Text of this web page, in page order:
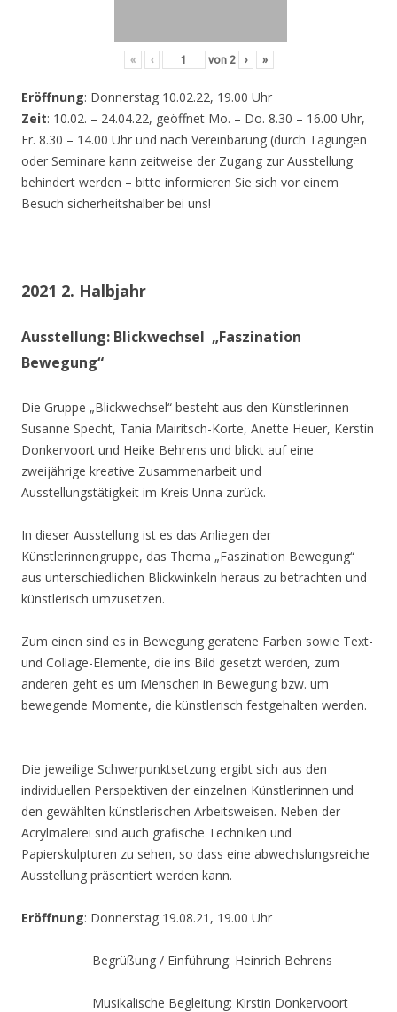
« ‹ von 2 › »
Eröffnung: Donnerstag 10.02.22, 19.00 Uhr
Zeit: 10.02. – 24.04.22, geöffnet Mo. – Do. 8.30 – 16.00 Uhr,
Fr. 8.30 – 14.00 Uhr und nach Vereinbarung (durch Tagungen
oder Seminare kann zeitweise der Zugang zur Ausstellung
behindert werden – bitte informieren Sie sich vor einem
Besuch sicherheitshalber bei uns!
2021 2. Halbjahr
Ausstellung: Blickwechsel „Faszination
Bewegung“
Die Gruppe „Blickwechsel“ besteht aus den Künstlerinnen
Susanne Specht, Tania Mairitsch-Korte, Anette Heuer, Kerstin
Donkervoort und Heike Behrens und blickt auf eine
zweijährige kreative Zusammenarbeit und
Ausstellungstätigkeit im Kreis Unna zurück.
In dieser Ausstellung ist es das Anliegen der
Künstlerinnengruppe, das Thema „Faszination Bewegung“
aus unterschiedlichen Blickwinkeln heraus zu betrachten und
künstlerisch umzusetzen.
Zum einen sind es in Bewegung geratene Farben sowie Text-
und Collage-Elemente, die ins Bild gesetzt werden, zum
anderen geht es um Menschen in Bewegung bzw. um
bewegende Momente, die künstlerisch festgehalten werden.
Die jeweilige Schwerpunktsetzung ergibt sich aus den
individuellen Perspektiven der einzelnen Künstlerinnen und
den gewählten künstlerischen Arbeitsweisen. Neben der
Acrylmalerei sind auch grafische Techniken und
Papierskulpturen zu sehen, so dass eine abwechslungsreiche
Ausstellung präsentiert werden kann.
Eröffnung: Donnerstag 19.08.21, 19.00 Uhr
Begrüßung / Einführung: Heinrich Behrens
Musikalische Begleitung: Kirstin Donkervoort